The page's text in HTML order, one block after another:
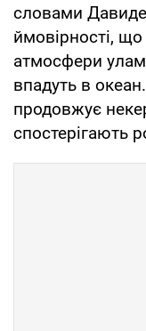
словами
ймовірності,
атмосфери
впадуть в
продовжує
спостерігають